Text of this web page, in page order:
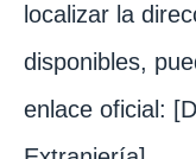
localizar la
disponibles,
enlace oficial: